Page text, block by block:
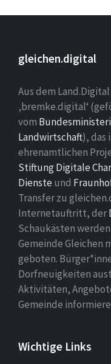
gleichen.digital
Aus dem
‚bremke.digital‘
vom
Landwirtschaft), das
ehrenamtlichen
Stiftung Digitale
Dienste und
Transfer zu
Internetauftritt, der
Schaukästen
Gemeinde Gleichen
geboten.
Dorfneuigkeiten
Aktivitäten,
Gemeinde
Wichtige Links